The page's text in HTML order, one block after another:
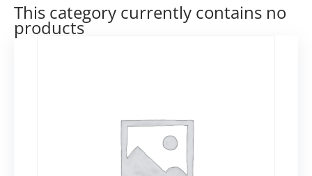
This category currently contains no
products